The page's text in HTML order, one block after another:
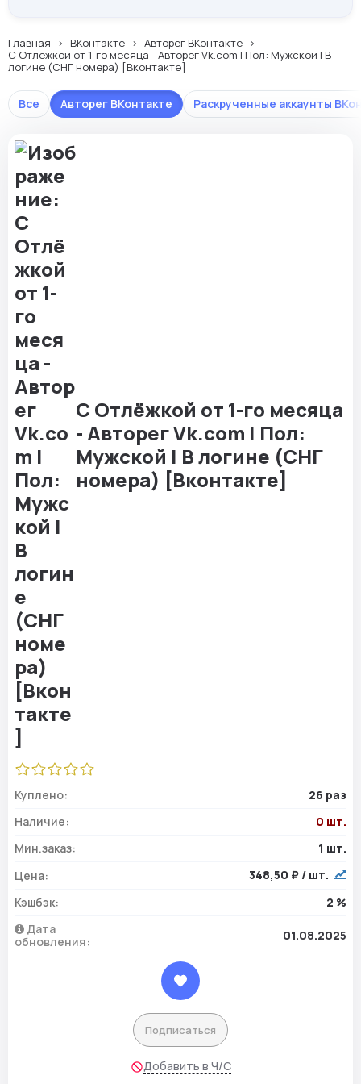
Главная ВКонтакте
Авторег ВКонтакте
С Отлёжкой от 1-го месяца - Авторег Vk.com | Пол: Мужской | В
логине (СНГ номера) [Вконтакте]
Все Авторег ВКонтакте Раскрученные аккаунты
С Отлёжкой от 1-го месяца
- Авторег Vk.com | Пол:
Мужской | В логине (СНГ
номера) [Вконтакте]
Куплено:
26 раз
Наличие:
0 шт.
Мин.заказ:
1 шт.
Цена:
348,50 ₽ / шт.
Кэшбэк:
2 %
Дата
обновления:
01.08.2025
Подписаться
Добавить в Ч/С